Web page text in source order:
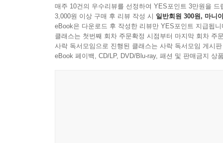
관계없이, 글로벌 시대에 지구 위에 사는 모든 구
미래 사회의 가치관은 현대보다 더욱 다양성을
현실에서 공유됨에 따라 다문화의 영향으로 인해
경제,사회,문화 분야에서 핵심 가치로 자리 잡을 것
매주 10건의 우수리뷰를 선정하여 YES포인트 3만원을 드
3,000원 이상 구매 후 리뷰 작성 시 일반회원 300원, 마니
eBook은 다운로드 후 작성한 리뷰만 YES포인트 지급됩니
클래스는 첫번째 회차 주문확정 시점부터 마지막 회차 주
사락 독서모임으로 진행된 클래스는 사락 독서모임 게시
eBook 페이백, CD/LP, DVD/Blu-ray, 패션 및 판매금지 상